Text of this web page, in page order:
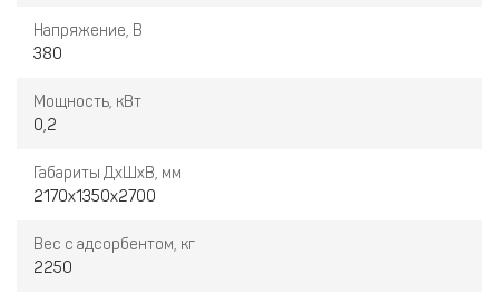
Напряжение, В
380
Мощность, кВт
0,2
Габариты ДхШхВ, мм
2170х1350х2700
Вес с адсорбентом, кг
2250